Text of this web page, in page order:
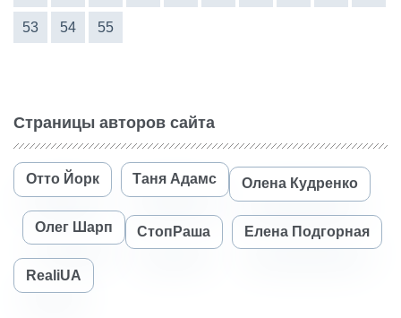
53 54 55
Страницы авторов сайта
Отто Йорк Таня Адамс Олена Кудренко
Олег Шарп СтопРаша Елена Подгорная
RealiUA